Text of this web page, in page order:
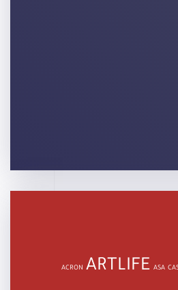
ACRON ARTLIFE ASA